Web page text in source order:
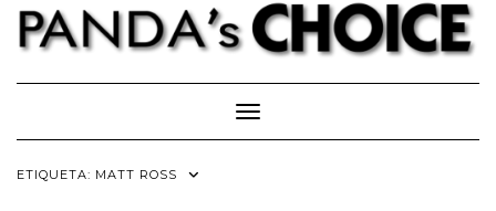
Skip
content
Toggle Navigation
ETIQUETA: MATT ROSS